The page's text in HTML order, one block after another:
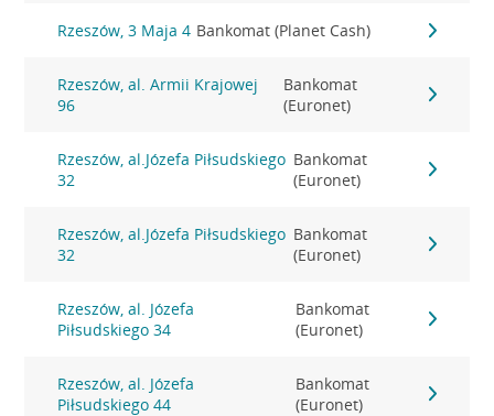
Rzeszów, 3 Maja 4 Bankomat (Planet Cash)
Rzeszów, al. Armii Krajowej
96
Bankomat
(Euronet)
Rzeszów, al.Józefa Piłsudskiego
32
Bankomat
(Euronet)
Rzeszów, al.Józefa Piłsudskiego
32
Bankomat
(Euronet)
Rzeszów, al. Józefa
Piłsudskiego 34
Bankomat
(Euronet)
Rzeszów, al. Józefa
Piłsudskiego 44
Bankomat
(Euronet)